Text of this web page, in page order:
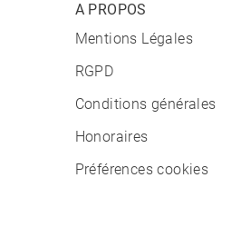
A PROPOS
Mentions Légales
RGPD
Conditions générales
Honoraires
Préférences cookies